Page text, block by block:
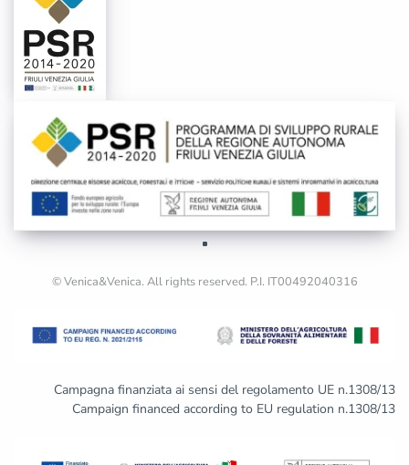
© Venica&Venica. All rights reserved. P.I. IT00492040316
Campagna finanziata ai sensi del regolamento UE n.1308/13
Campaign financed according to EU regulation n.1308/13